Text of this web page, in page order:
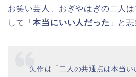
お笑い芸人、おぎやはぎの二人
して「本当にいい人だった 」と
矢作は「二人の共通点は本当